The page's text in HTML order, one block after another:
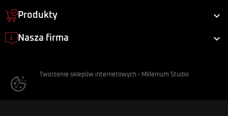
Produkty 
Nasza firma 
Tworzenie sklepów internetowych - Millenium Studio